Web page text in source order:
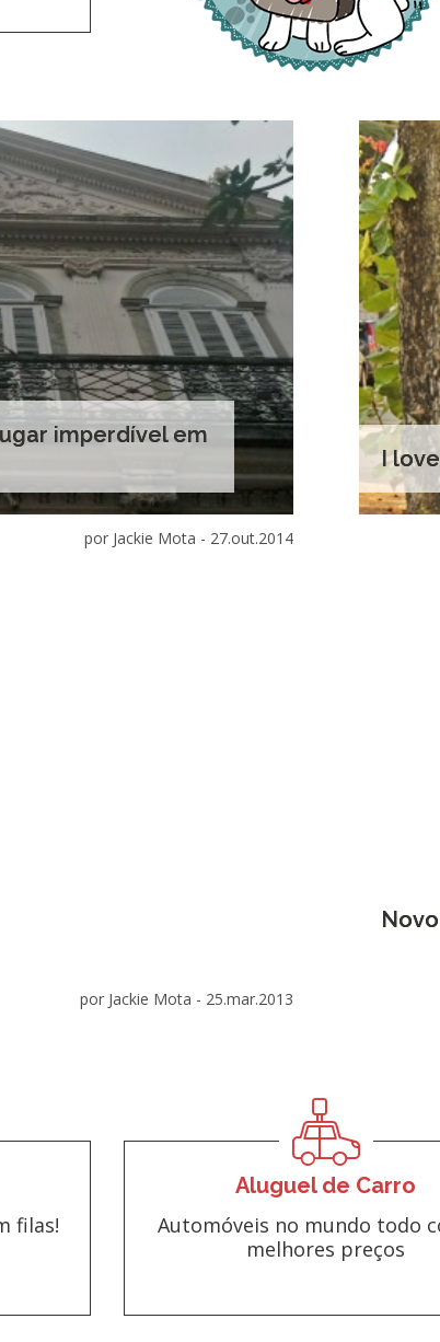
imperdível em
por Jackie Mota - 27.out.2014
I
por Jackie Mota - 25.mar.2013
filas!
Aluguel de Carro
Automóveis no mundo todo
melhores preços